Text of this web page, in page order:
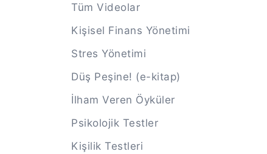
Tüm Videolar
Kişisel Finans Yönetimi
Stres Yönetimi
Düş Peşine! (e-kitap)
İlham Veren Öyküler
Psikolojik Testler
Kişilik Testleri